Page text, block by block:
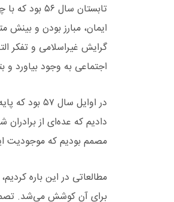
تابستان
ایمان، مبارز بودن و
گرایش غیراسلامی و تفکر
اجتماعی به وجود بیاورد
در اوایل
دادیم که عده‌ای از
مصمم بودیم که موجودیت
مطالعاتی در این باره
برای آن کوشش می‌شد.